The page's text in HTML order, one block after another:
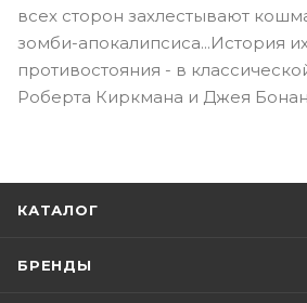
всех сторон захлестывают
зомби-апокалипсиса...История
противостояния - в
Роберта Киркмана и Джея
КАТАЛОГ
БРЕНДЫ